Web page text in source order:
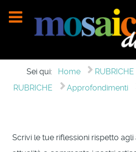
Sei qui: Home
RUBRICHE
Approfondimenti
Scrivi le tue riflessioni rispetto